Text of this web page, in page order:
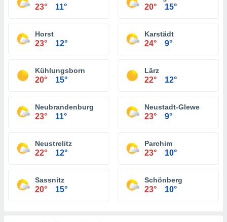
23° 11° 20° 15°
Horst
23° 12°
Karstädt
24° 9°
Kühlungsborn
20° 15°
Lärz
22° 12°
Neubrandenburg
23° 11°
Neustadt-Glewe
23° 9°
Neustrelitz
22° 12°
Parchim
23° 10°
Sassnitz
20° 15°
Schönberg
23° 10°